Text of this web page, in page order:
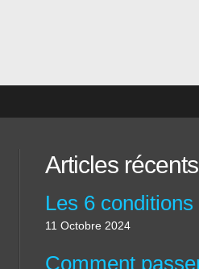
Articles récents
11 Octobre 2024